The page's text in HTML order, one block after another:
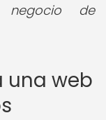
de
una web